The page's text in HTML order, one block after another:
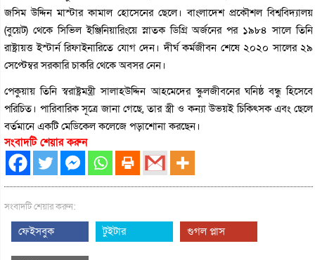
জসিম উদ্দিন মাস্টার কামাল হোসেনের ছেলে। বাংলাদেশ প্রকৌশল বিশ্ববিদ্যালয়
(বুয়েট) থেকে সিভিল ইঞ্জিনিয়ারিংয়ে স্নাতক ডিগ্রি অর্জনের পর ১৯৮৪ সালে তিনি
রাষ্ট্রায়ত্ত ইস্টার্ন রিফাইনারিতে যোগ দেন। দীর্ঘ কর্মজীবন শেষে ২০২০ সালের ২৯
সেপ্টেম্বর সরকারি চাকরি থেকে অবসর নেন।
পেকুয়ায় তিনি স্বরাষ্ট্রমন্ত্রী সালাহউদ্দিন আহমেদের স্কুলজীবনের ঘনিষ্ঠ বন্ধু হিসেবে
পরিচিত। পারিবারিক সূত্রে জানা গেছে, তার স্ত্রী ও কন্যা উভয়ই চিকিৎসক এবং ছেলে
বর্তমানে একটি মেডিকেল কলেজে পড়াশোনা করছেন।
সংবাদটি শেয়ার করুন
সংবাদটি শেয়ার করুন:
ফেইসবুক টুইটার গুগল প্লাস